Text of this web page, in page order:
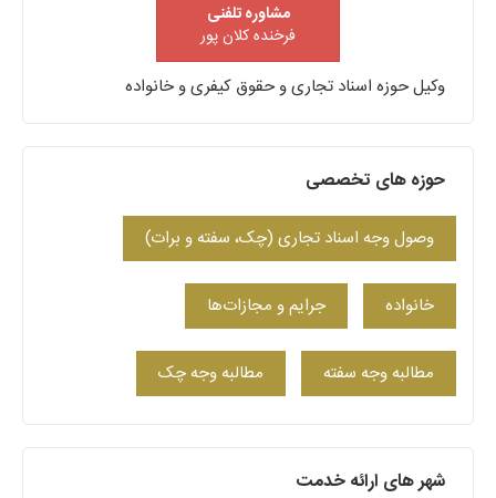
مشاوره تلفنی
فرخنده کلان پور
وکیل حوزه اسناد تجاری و حقوق کیفری و خانواده
حوزه های تخصصی
وصول وجه اسناد تجاری (چک، سفته و برات)
خانواده جرایم و مجازات‌ها
مطالبه وجه سفته مطالبه وجه چک
شهر های ارائه خدمت